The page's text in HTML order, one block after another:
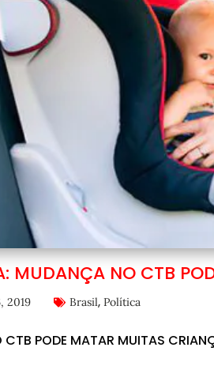
MUDANÇA NO CTB
2019 Brasil, Política
PODE MATAR MUITAS